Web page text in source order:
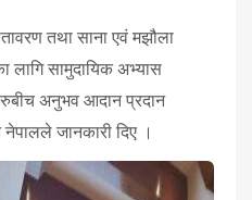
तथा साना एवं मझौला
लागि सामुदायिक अभ्यास
अनुभव आदान प्रदान
जानकारी दिए ।